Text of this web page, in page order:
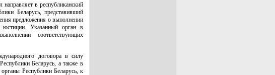
в республиканский
Беларусь, представивший
предложения о выполнении
юстиции. Указанный орган в
соответствующих
договора в силу
Беларусь, а также в
органы Республики Беларусь, к